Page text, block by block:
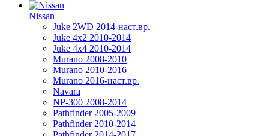
Nissan
Juke 2WD 2014-наст.вр.
Juke 4x2 2010-2014
Juke 4x4 2010-2014
Murano 2008-2010
Murano 2010-2016
Murano 2016-наст.вр.
Navara
NP-300 2008-2014
Pathfinder 2005-2009
Pathfinder 2010-2014